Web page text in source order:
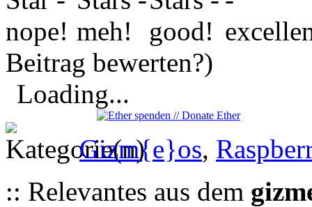
Beitrag bewerten?)
Loading...
Gizm{e}os,
:: Relevantes aus dem